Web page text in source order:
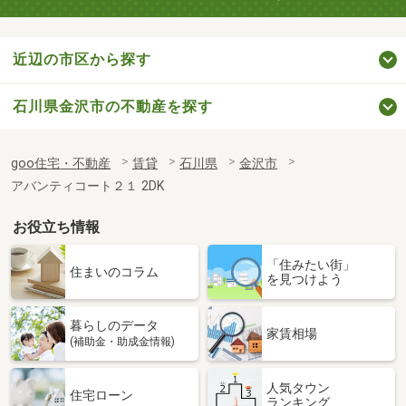
近辺の市区から探す
石川県金沢市の不動産を探す
goo住宅・不動産 賃貸 石川県
金沢市
アバンティコート２１ 2DK
お役立ち情報
住まいのコラム
「住みたい街」
を見つけよう
暮らしのデータ
(補助金・助成金情報)
家賃相場
住宅ローン
人気タウン
ランキング